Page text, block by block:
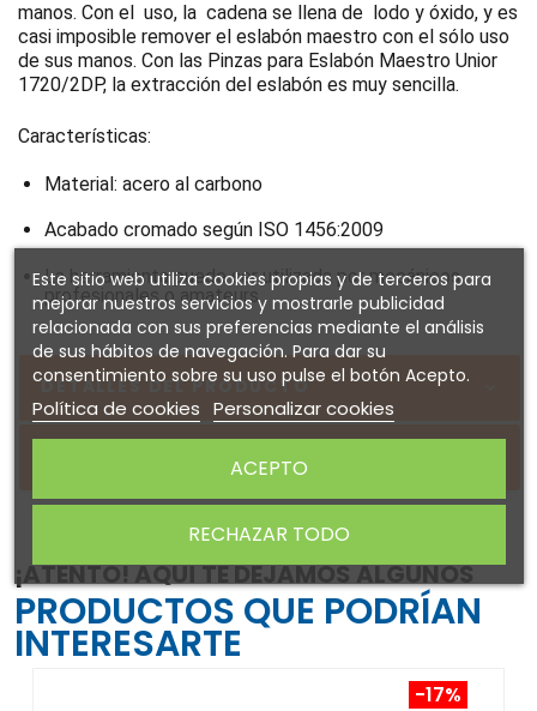
manos. Con el uso, la cadena se llena de lodo y óxido, y es
casi imposible remover el eslabón maestro con el sólo uso
de sus manos. Con las Pinzas para Eslabón Maestro Unior
1720/2DP, la extracción del eslabón es muy sencilla.
Características:
Material: acero al carbono
Acabado cromado según ISO 1456:2009
La herramienta puede ser utilizada por mecánicos
profesionales o amateurs
DETALLES DEL PRODUCTO
¡ATENTO! AQUÍ TE DEJAMOS ALGUNOS
PRODUCTOS QUE PODRÍAN
INTERESARTE
-17%
Este sitio web utiliza cookies propias y de terceros para
mejorar nuestros servicios y mostrarle publicidad
relacionada con sus preferencias mediante el análisis
de sus hábitos de navegación. Para dar su
consentimiento sobre su uso pulse el botón Acepto.
Política de cookies Personalizar cookies
RECHAZAR TODO
ACEPTO